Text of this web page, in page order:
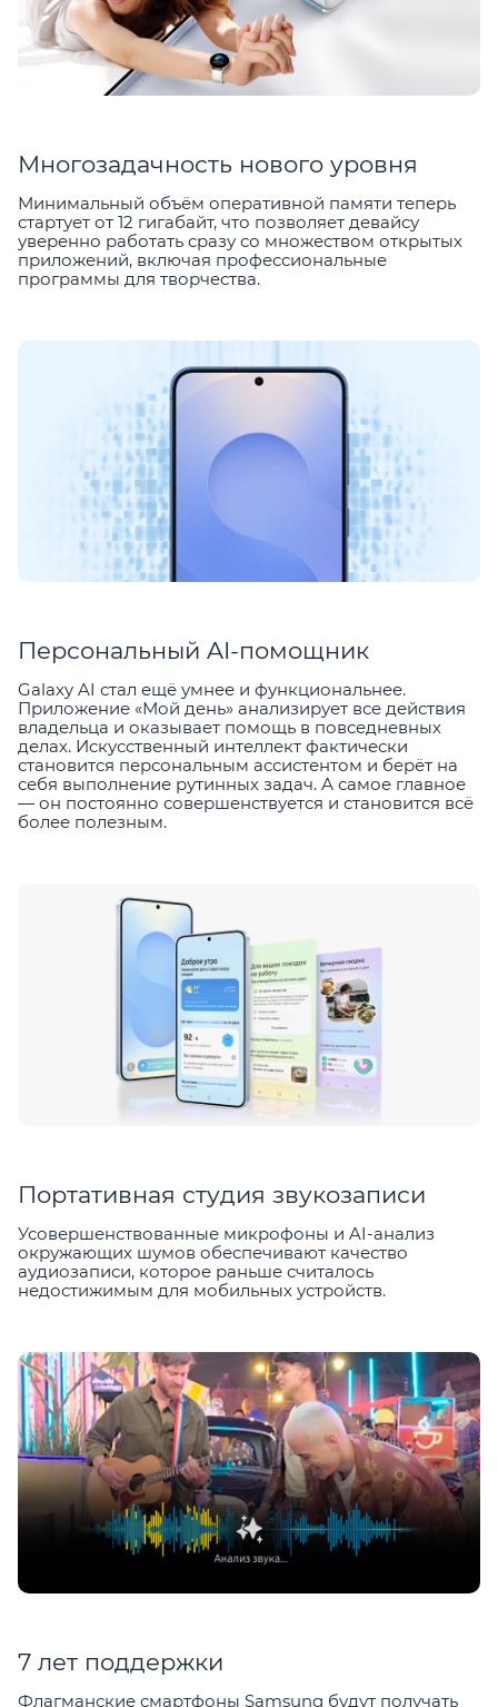
Многозадачность нового уровня
Минимальный объём оперативной памяти теперь
стартует от 12 гигабайт, что позволяет девайсу
уверенно работать сразу со множеством открытых
приложений, включая профессиональные
программы для творчества.
Персональный AI-помощник
Galaxy AI стал ещё умнее и функциональнее.
Приложение «Мой день» анализирует все действия
владельца и оказывает помощь в повседневных
делах. Искусственный интеллект фактически
становится персональным ассистентом и берёт на
себя выполнение рутинных задач. А самое главное
— он постоянно совершенствуется и становится всё
более полезным.
Портативная студия звукозаписи
Усовершенствованные микрофоны и AI-анализ
окружающих шумов обеспечивают качество
аудиозаписи, которое раньше считалось
недостижимым для мобильных устройств.
7 лет поддержки
Флагманские смартфоны Samsung будут получать